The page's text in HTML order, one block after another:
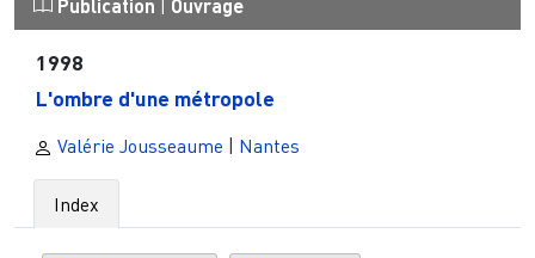
Publication | Ouvrage
1998
L'ombre d'une métropole
Valérie Jousseaume | Nantes
Index